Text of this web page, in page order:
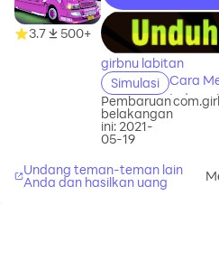
3.7 500+
recommend
girbnu labitan
Simulasi
Cara
Pembaruan
belakangan
ini: 2021-
05-19
Undang teman-teman lain
Anda dan hasilkan uang